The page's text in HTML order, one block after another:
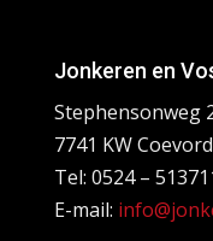
Jonkeren en
Stephensonweg
7741 KW
Tel: 0524 –
E-mail: